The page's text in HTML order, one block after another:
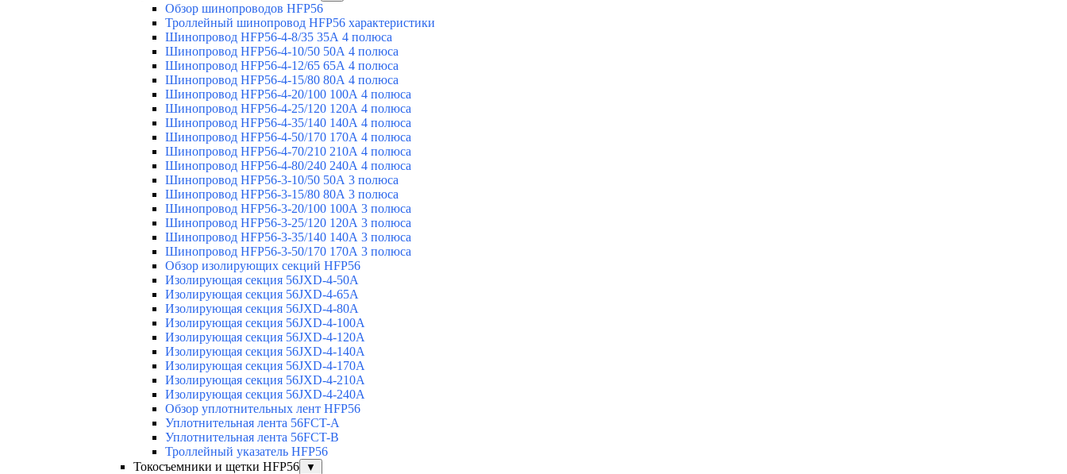
Обзор шинопроводов HFP56
Троллейный шинопровод HFP56 характеристики
Шинопровод HFP56-4-8/35 35А 4 полюса
Шинопровод HFP56-4-10/50 50А 4 полюса
Шинопровод HFP56-4-12/65 65А 4 полюса
Шинопровод HFP56-4-15/80 80А 4 полюса
Шинопровод HFP56-4-20/100 100А 4 полюса
Шинопровод HFP56-4-25/120 120А 4 полюса
Шинопровод HFP56-4-35/140 140А 4 полюса
Шинопровод HFP56-4-50/170 170А 4 полюса
Шинопровод HFP56-4-70/210 210А 4 полюса
Шинопровод HFP56-4-80/240 240А 4 полюса
Шинопровод HFP56-3-10/50 50А 3 полюса
Шинопровод HFP56-3-15/80 80А 3 полюса
Шинопровод HFP56-3-20/100 100А 3 полюса
Шинопровод HFP56-3-25/120 120А 3 полюса
Шинопровод HFP56-3-35/140 140А 3 полюса
Шинопровод HFP56-3-50/170 170А 3 полюса
Обзор изолирующих секций HFP56
Изолирующая секция 56JXD-4-50A
Изолирующая секция 56JXD-4-65A
Изолирующая секция 56JXD-4-80A
Изолирующая секция 56JXD-4-100A
Изолирующая секция 56JXD-4-120A
Изолирующая секция 56JXD-4-140A
Изолирующая секция 56JXD-4-170A
Изолирующая секция 56JXD-4-210A
Изолирующая секция 56JXD-4-240A
Обзор уплотнительных лент HFP56
Уплотнительная лента 56FCT-A
Уплотнительная лента 56FCT-B
Троллейный указатель HFP56
Токосъемники и щетки HFP56
▼